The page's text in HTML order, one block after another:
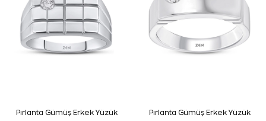
Pırlanta Gümüş Erkek Yüzük Pırlanta Gümüş Erkek Yüzük